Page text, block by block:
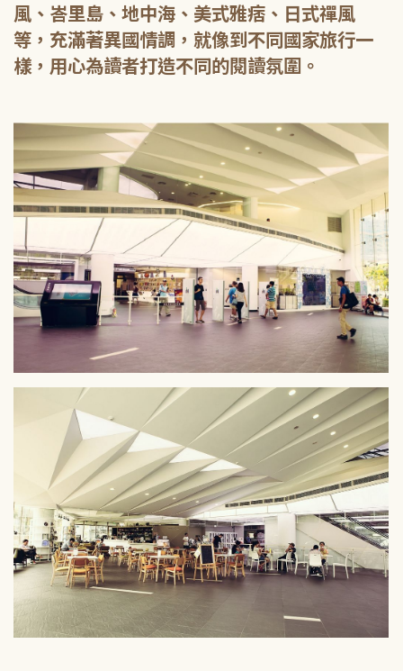
風、峇里島、地中海、美式雅痞、日式禪風
等，充滿著異國情調，就像到不同國家旅行一
樣，用心為讀者打造不同的閱讀氛圍。